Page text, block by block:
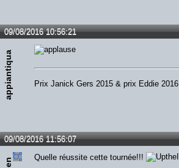
09/08/2016 10:56:21
appiantiqua Prix Janick Gers 2015 & prix Eddie 2016
09/08/2016 11:56:07
Quelle réussite cette tournée!!!